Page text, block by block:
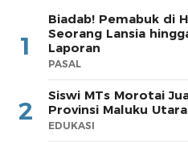
1
Biadab! Pemabuk di
Seorang Lansia
Laporan
PASAL
2
Siswi MTs Morotai
Provinsi Maluku Utara
EDUKASI